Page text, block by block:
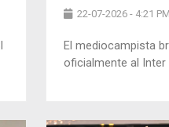
22-07-2026 - 4:21 PM
El mediocampista
oficialmente al Inter